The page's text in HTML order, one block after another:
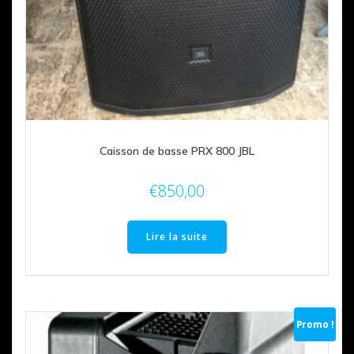
Caisson de basse PRX 800 JBL
€850,00
Lire la suite
Promo !